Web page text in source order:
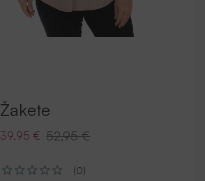
Žakete
39,95 € 52,95 €
(0)